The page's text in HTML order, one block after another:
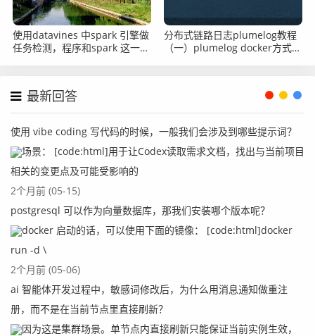
使用datavines 中spark 引擎做
任务检测，程序和spark 这一套
分布式链路日志plumelog教程
（一）plumelog docker方式部
最新回答
使用 vibe coding 写代码的时候，一般我们会涉及到哪些提示词？
场景： [code:html]用于让Codex读取需求文档，找出与当前项目
相关的变更点及可能受影响的
2个月前 (05-15)
postgresql 可以作为向量数据库，那我们安装哪个版本呢？
docker 启动的话，可以使用下面的镜像： [code:html]docker
run -d \
2个月前 (05-06)
ai 智能体开发过程中，敏感词修改后，为什么用消息通知做重注
册，而不是在当前节点里直接刷新？
因为这是集群场景。单节点内直接刷新只能保证当前实例生效，